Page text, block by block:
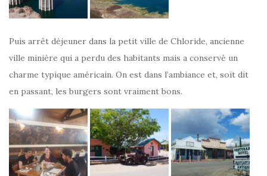
Puis arrêt déjeuner dans la petit ville de Chloride, ancienne
ville minière qui a perdu des habitants mais a conservé un
charme typique américain. On est dans l’ambiance et, soit dit
en passant, les burgers sont vraiment bons.